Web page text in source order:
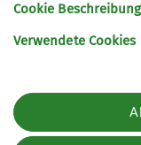
Vorstand
80469 München
Telefon
Cookie Beschreibung
Verwendete Cookies